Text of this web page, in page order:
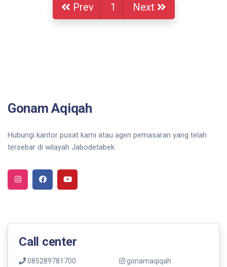
Prev 1 Next
Gonam Aqiqah
Hubungi kantor pusat kami atau agen pemasaran yang telah
tersebar di wilayah Jabodetabek
Call center
085289781700
gonamaqiqah